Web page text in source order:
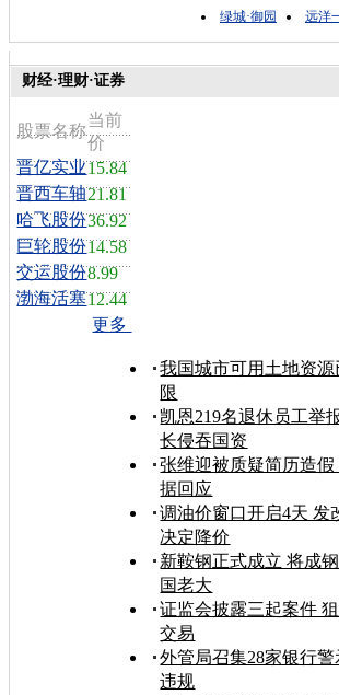
绿城·御园
远洋
财经·理财·证券
股票名称
当前
价
晋亿实业15.84
晋西车轴21.81
哈飞股份36.92
巨轮股份14.58
交运股份8.99
渤海活塞12.44
更多
我国城市可用土地资源
限
凯恩219名退休员工举
长侵吞国资
张维迎被质疑简历造假
据回应
调油价窗口开启4天 发
决定降价
新鞍钢正式成立 将成
国老大
证监会披露三起案件
交易
外管局召集28家银行警
违规